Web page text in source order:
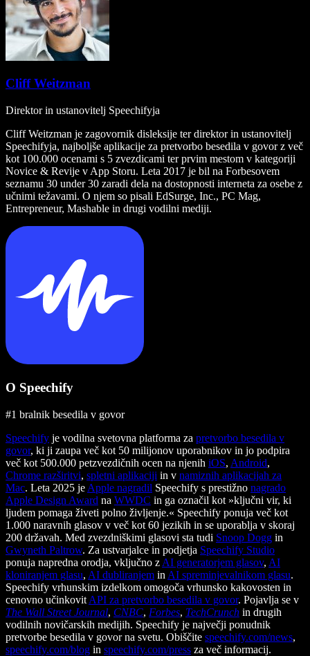
Cliff Weitzman
Direktor in ustanovitelj Speechifyja
Cliff Weitzman je zagovornik disleksije ter direktor in ustanovitelj
Speechifyja, najboljše aplikacije za pretvorbo besedila v govor z več
kot 100.000 ocenami s 5 zvezdicami ter prvim mestom v kategoriji
Novice & Revije v App Storu. Leta 2017 je bil na Forbesovem
seznamu 30 under 30 zaradi dela na dostopnosti interneta za osebe z
učnimi težavami. O njem so pisali EdSurge, Inc., PC Mag,
Entrepreneur, Mashable in drugi vodilni mediji.
O Speechify
#1 bralnik besedila v govor
Speechify je vodilna svetovna platforma za pretvorbo besedila v
govor, ki ji zaupa več kot 50 milijonov uporabnikov in jo podpira
več kot 500.000 petzvezdičnih ocen na njenih iOS, Android,
Chrome razširitvi, spletni aplikaciji in v namiznih aplikacijah za
Mac. Leta 2025 je Apple nagradil Speechify s prestižno nagrado
Apple Design Award na WWDC in ga označil kot »ključni vir, ki
ljudem pomaga živeti polno življenje.« Speechify ponuja več kot
1.000 naravnih glasov v več kot 60 jezikih in se uporablja v skoraj
200 državah. Med zvezdniškimi glasovi sta tudi Snoop Dogg in
Gwyneth Paltrow. Za ustvarjalce in podjetja Speechify Studio
ponuja napredna orodja, vključno z AI generatorjem glasov, AI
kloniranjem glasu, AI dubliranjem in AI spreminjevalnikom glasu.
Speechify vrhunskim izdelkom omogoča vrhunsko kakovosten in
cenovno učinkovit API za pretvorbo besedila v govor. Pojavlja se v
The Wall Street Journal, CNBC, Forbes, TechCrunch in drugih
vodilnih novičarskih medijih. Speechify je največji ponudnik
pretvorbe besedila v govor na svetu. Obiščite speechify.com/news,
speechify.com/blog in speechify.com/press za več informacij.